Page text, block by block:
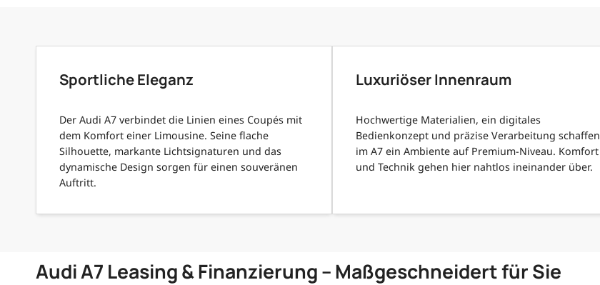
Sportliche Eleganz
Der Audi A7 verbindet die Linien eines Coupés mit
dem Komfort einer Limousine. Seine flache
Silhouette, markante Lichtsignaturen und das
dynamische Design sorgen für einen souveränen
Auftritt.
Luxuriöser Innenraum
Hochwertige Materialien, ein digitales
Bedienkonzept und präzise Verarbeitung schaffen
im A7 ein Ambiente auf Premium-Niveau. Komfort
und Technik gehen hier nahtlos ineinander über.
Audi A7 Leasing & Finanzierung – Maßgeschneidert für Sie